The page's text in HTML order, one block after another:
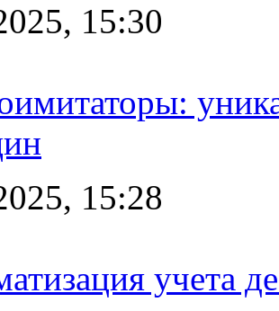
15:30
15:28
учета